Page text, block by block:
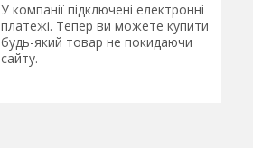
У компанії підключені електронні
платежі. Тепер ви можете купити
будь-який товар не покидаючи
сайту.